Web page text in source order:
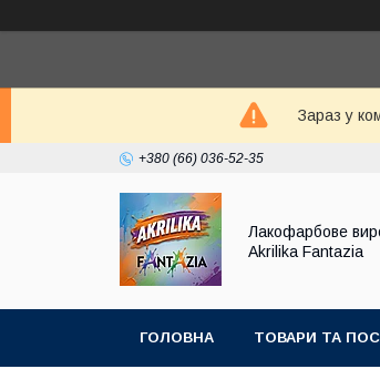
Зараз у
+380 (66) 036-52-35
Лакофарбове
Akrilika Fantazia
ГОЛОВНА ТОВАРИ ТА